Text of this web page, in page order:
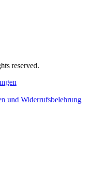
reserved.
und Widerrufsbelehrung